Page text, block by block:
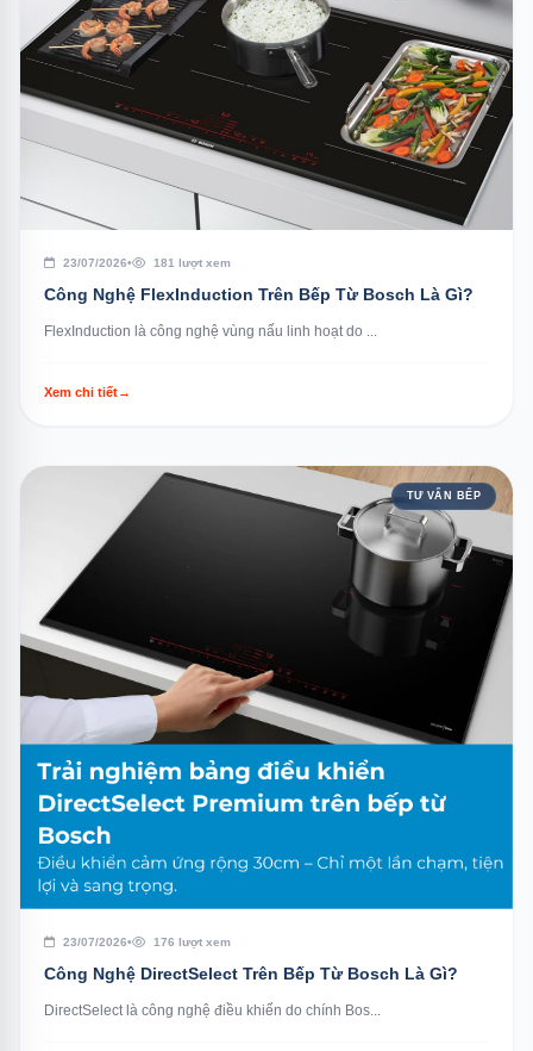
23/07/2026• 181 lượt xem
Công Nghệ FlexInduction Trên Bếp Từ Bosch Là Gì?
FlexInduction là công nghệ vùng nấu linh hoạt do ...
Xem chi tiết→
TƯ VẤN BẾP
23/07/2026• 176 lượt xem
Công Nghệ DirectSelect Trên Bếp Từ Bosch Là Gì?
DirectSelect là công nghệ điều khiển do chính Bos...